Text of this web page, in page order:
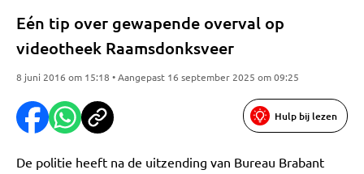
Eén tip over gewapende overval op
videotheek Raamsdonksveer
8 juni 2016 om 15:18 • Aangepast 16 september 2025 om 09:25
Hulp bij lezen
De politie heeft na de uitzending van Bureau Brabant